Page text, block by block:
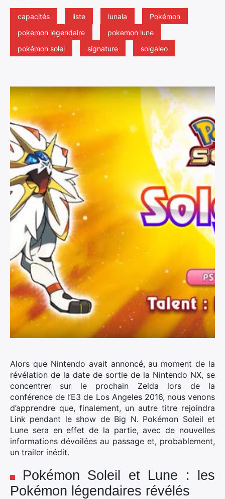
capacités liste lunala
Pokémon
pokemon légendaire
pokemon lune
pokémon solei
signature solgaleo
Alors que Nintendo avait annoncé, au moment de la
révélation de la date de sortie de la Nintendo NX, se
concentrer sur le prochain Zelda lors de la
conférence de l’E3 de Los Angeles 2016, nous venons
d’apprendre que, finalement, un autre titre rejoindra
Link pendant le show de Big N. Pokémon Soleil et
Lune sera en effet de la partie, avec de nouvelles
informations dévoilées au passage et, probablement,
un trailer inédit.
Pokémon Soleil et Lune : les
Pokémon légendaires révélés